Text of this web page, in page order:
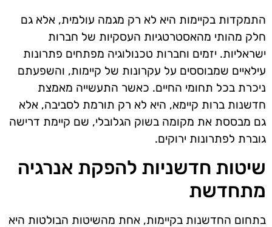
התמקדות בקיימות היא לא רק מגמה עולמית, אלא גם
חלק מהותי מהאסטרטגיות העסקיות של חברות
ישראליות. יזמים וחברות טכנולוגיה מפתחים פתרונות
עילאיים שמבוססים על עקרונות של קיימות, והשפעתם
ניכרת בכל תחומי החיים. כאשר התעשייה מאמצת
חדשנות ברות קיימא, היא לא רק תורמת לסביבה, אלא
גם מבססת את מקומה בשוק הגלובלי, שם קיימת דרישה
גוברת לפתרונות ירוקים.
שיטות חדשניות להפקת אנרגיה
מתחדשת
בתחום החדשנות בקיימות, אחת מהשיטות הבולטות היא